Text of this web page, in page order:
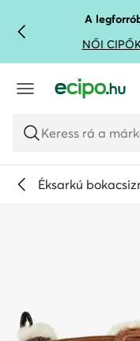
UGRÁS A FŐ
UGRÁS A KERESÉSHEZ
A
NŐI
Keress rá a
Éksarkú